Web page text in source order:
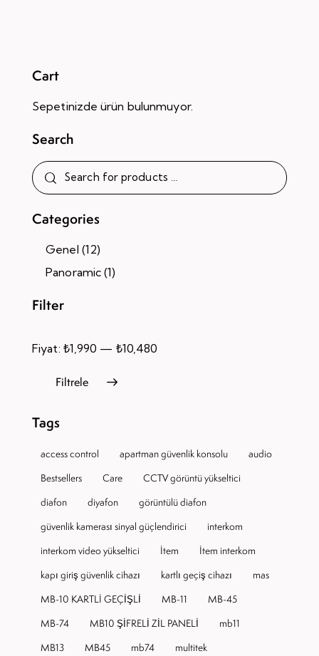
Cart
Sepetinizde ürün bulunmuyor.
Search
Categories
Genel (12)
Panoramic (1)
Filter
Filtrele
Fiyat: ₺1,990 — ₺10,480
Tags
access control apartman güvenlik konsolu
audio
Bestsellers
Care
CCTV görüntü yükseltici
diafon
diyafon
görüntülü diafon
güvenlik kamerası sinyal güçlendirici
interkom
interkom video yükseltici
Item
Item interkom
kapı giriş güvenlik cihazı
kartlı geçiş cihazı
mas
MB-10 KARTLI GEÇİŞLİ
MB-11
MB-45
MB-74
MB10 ŞİFRELİ ZİL PANELİ
mb11
MB13
MB45 mb74 multitek